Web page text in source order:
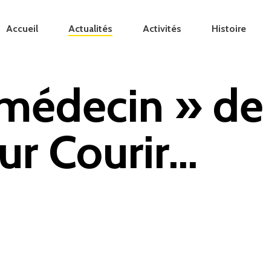
Accueil Actualités Activités Histoire
» de
Courir…